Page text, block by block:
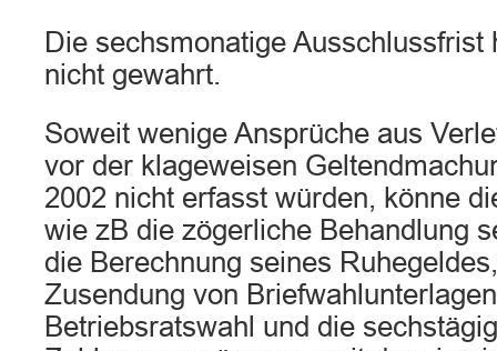
Die sechsmonatige Ausschlussfrist
nicht gewahrt.
Soweit wenige Ansprüche aus
vor der klageweisen
2002 nicht erfasst würden, könne
wie zB die zögerliche Behandlung
die Berechnung seines
Zusendung von
Betriebsratswahl und die